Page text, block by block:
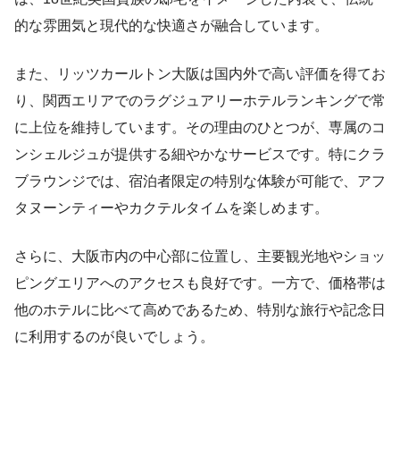
的な雰囲気と現代的な快適さが融合しています。
また、リッツカールトン大阪は国内外で高い評価を得てお
り、関西エリアでのラグジュアリーホテルランキングで常
に上位を維持しています。その理由のひとつが、専属のコ
ンシェルジュが提供する細やかなサービスです。特にクラ
ブラウンジでは、宿泊者限定の特別な体験が可能で、アフ
タヌーンティーやカクテルタイムを楽しめます。
さらに、大阪市内の中心部に位置し、主要観光地やショッ
ピングエリアへのアクセスも良好です。一方で、価格帯は
他のホテルに比べて高めであるため、特別な旅行や記念日
に利用するのが良いでしょう。